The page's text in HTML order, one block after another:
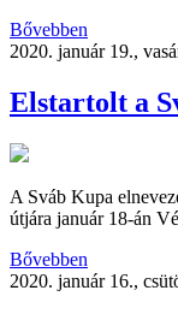
Bővebben
2020. január 19.,
Elstartolt a
A Sváb Kupa
útjára január 18-án
Bővebben
2020. január 16.,